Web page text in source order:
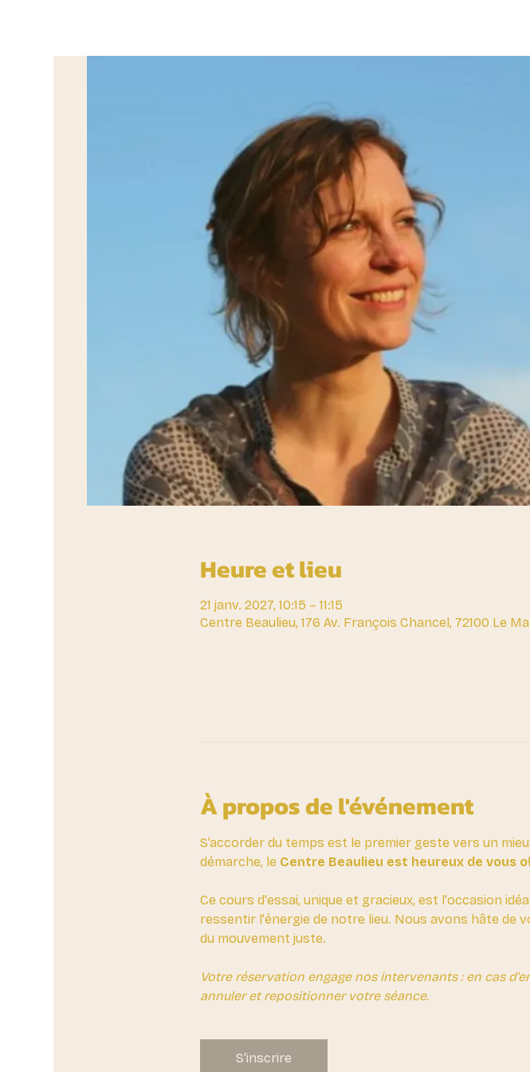
Heure et lieu
21 janv. 2027, 10:15 – 11:15
Centre Beaulieu, 176 Av. François Chancel, 72100 Le
À propos de l'événement
S’accorder du temps est le premier geste vers un
démarche, le Centre Beaulieu est heureux de vous
Ce cours d'essai, unique et gracieux, est l'occasion
ressentir l'énergie de notre lieu. Nous avons hâte de
du mouvement juste.
Votre réservation engage nos intervenants : en cas
annuler et repositionner votre séance.
S'inscrire